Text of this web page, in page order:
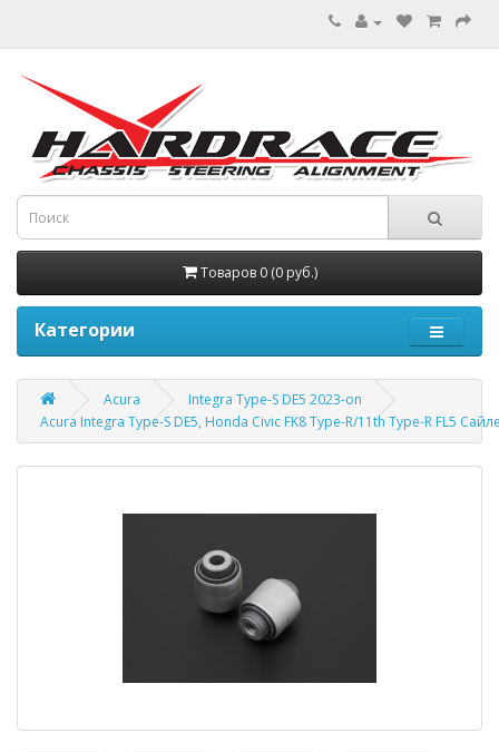
Товаров 0 (0 руб.)
Категории
Acura
Integra Type-S DE5 2023-on
Acura Integra Type-S DE5, Honda Civic FK8 Type-R/11th Type-R FL5